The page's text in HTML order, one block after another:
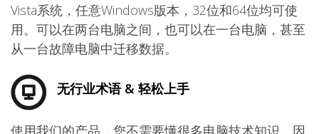
Vista系统，任意Windows版本，32位和64位均可使
用。可以在两台电脑之间，也可以在一台电脑，甚至
从一台故障电脑中迁移数据。
无行业术语 & 轻松上手
使用我们的产品，您不需要懂很多电脑技术知识。因